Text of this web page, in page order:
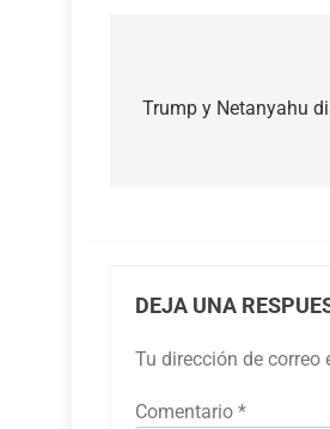
de
Trump y Netanyahu
DEJA UNA
Tu dirección de correo
Comentario *